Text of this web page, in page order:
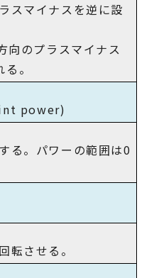
スマイナスを逆に設
のプラスマイナス
。
power)
る。パワーの範囲は0
転させる。